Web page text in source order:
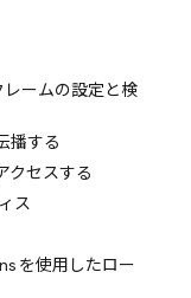
ームの設定と検
播する
クセスする
ス
を使用したロー